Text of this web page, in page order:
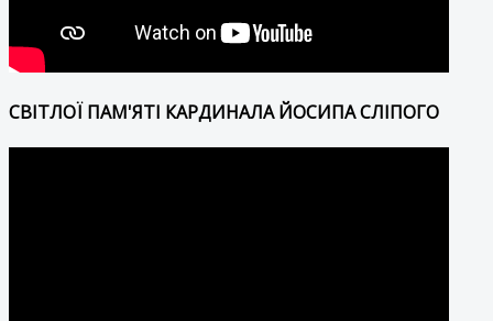
СВІТЛОЇ ПАМ'ЯТІ КАРДИНАЛА ЙОСИПА СЛІПОГО